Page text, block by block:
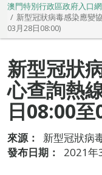
澳門特別行政區政府入口
新型冠狀病毒感染應變
03月28日08:00)
新型冠狀
心查詢熱
日08:00
來源：
新型冠狀病
發布日期：
2021年